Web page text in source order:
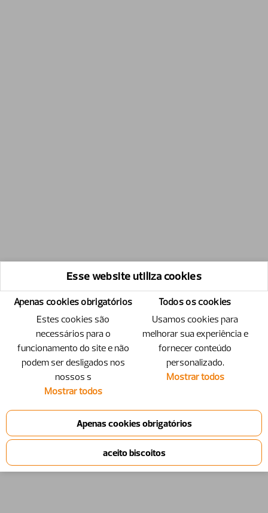
Esse website utiliza cookies
Apenas cookies obrigatórios
Estes cookies são
necessários para o
funcionamento do site e não
podem ser desligados nos
nossos s
Mostrar todos
Todos os cookies
Usamos cookies para
melhorar sua experiência e
fornecer conteúdo
personalizado.
Mostrar todos